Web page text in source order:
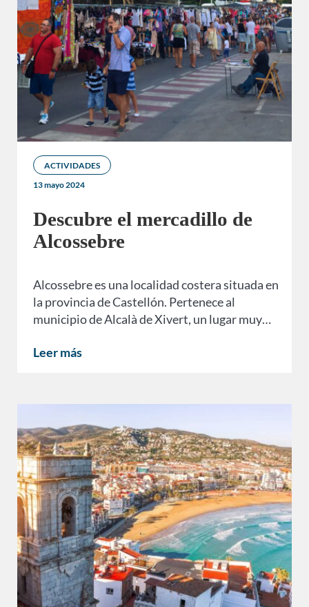
ACTIVIDADES
13 mayo 2024
Descubre el mercadillo de
Alcossebre
Alcossebre es una localidad costera situada en
la provincia de Castellón. Pertenece al
municipio de Alcalà de Xivert, un lugar muy…
Leer más